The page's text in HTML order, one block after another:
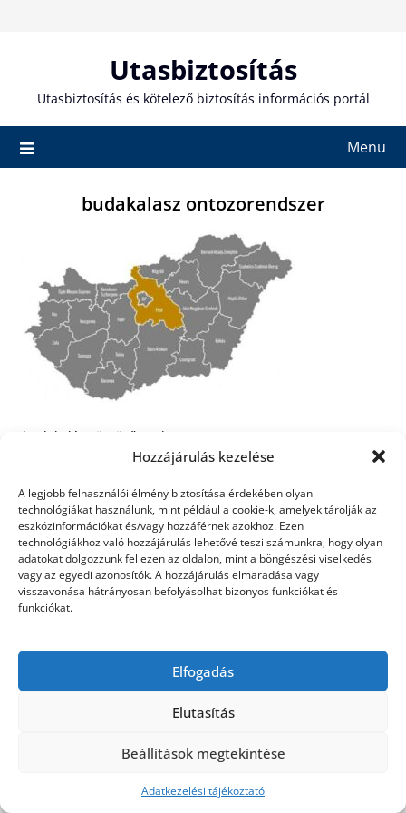
Hozzájárulás kezelése
A legjobb felhasználói élmény biztosítása érdekében olyan
technológiákat használunk, mint például a cookie-k, amelyek tárolják az
eszközinformációkat és/vagy hozzáférnek azokhoz. Ezen
technológiákhoz való hozzájárulás lehetővé teszi számunkra, hogy olyan
adatokat dolgozzunk fel ezen az oldalon, mint a böngészési viselkedés
vagy az egyedi azonosítók. A hozzájárulás elmaradása vagy
visszavonása hátrányosan befolyásolhat bizonyos funkciókat és
funkciókat.
Elfogadás
Elutasítás
Beállítások megtekintése
Adatkezelési tájékoztató
Utasbiztosítás
Utasbiztosítás és kötelező biztosítás információs portál
Menu
budakalasz ontozorendszer
budakalász öntözőrendszer
©2026 Utasbiztosítás| Design:Newspaperly
WordPress Theme